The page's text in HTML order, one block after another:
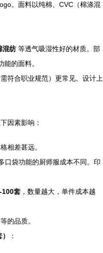
。面料以纯棉、CVC（棉涤混
混纺 等透气吸湿性好的材质。部
能的面料。
符合职业规范）更常见。设计上
因素影响：
相差甚远。
口袋功能的厨师服成本不同。印
100套 ，数量越大，单件成本越
的品质。
：